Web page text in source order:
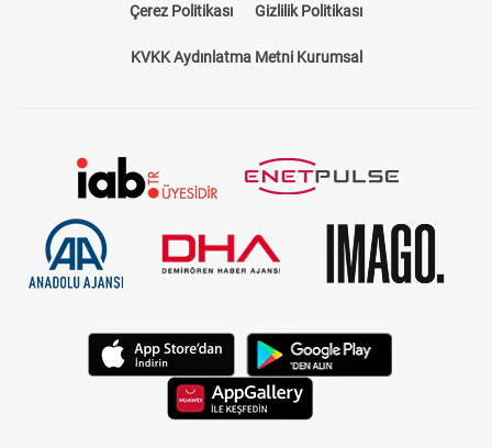
Çerez Politikası Gizlilik Politikası
KVKK Aydınlatma Metni Kurumsal